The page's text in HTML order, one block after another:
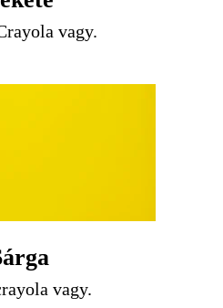
vagy.
vagy.